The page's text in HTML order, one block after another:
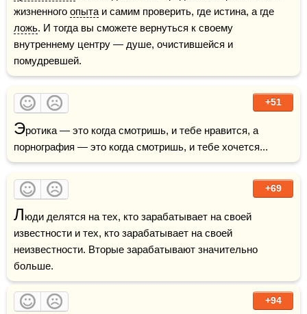
жизненного опыта
ложь. И тогда вы сможете вернуться к своему
внутреннему центру — душе, очистившейся и
помудревшей.
+51
Эротика — это когда смотришь, и тебе нравится, а
порнография — это когда смотришь, и тебе хочется...
+69
Люди делятся на тех, кто зарабатывает на своей
известности и тех, кто зарабатывает на своей
неизвестности. Вторые зарабатывают значительно
больше.
+94